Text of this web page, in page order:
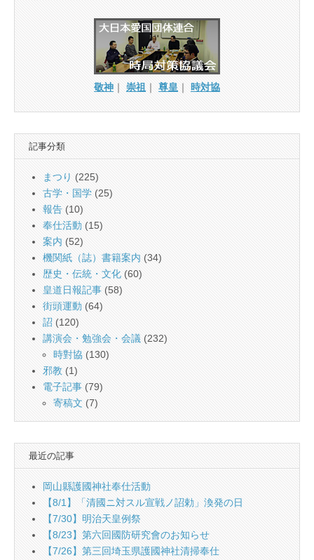
敬神 ｜ 崇祖 ｜ 尊皇 ｜ 時対協
記事分類
まつり (225)
古学・国学 (25)
報告 (10)
奉仕活動 (15)
案内 (52)
機関紙（誌）書籍案内 (34)
歴史・伝統・文化 (60)
皇道日報記事 (58)
街頭運動 (64)
詔 (120)
講演会・勉強会・会議 (232)
時對協 (130)
邪教 (1)
電子記事 (79)
寄稿文 (7)
最近の記事
岡山縣護國神社奉仕活動
【8/1】「清國ニ対スル宣戦ノ詔勅」渙発の日
【7/30】明治天皇例祭
【8/23】第六回國防研究會のお知らせ
【7/26】第三回埼玉県護國神社清掃奉仕